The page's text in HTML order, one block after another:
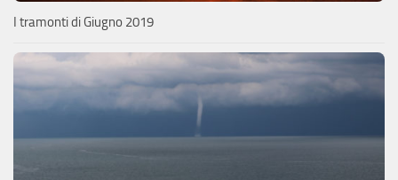
I tramonti di Giugno 2019